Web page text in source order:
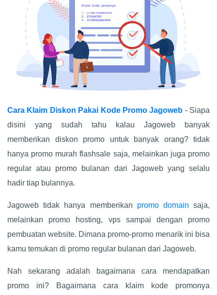
Cara Klaim Diskon Pakai Kode Promo Jagoweb - Siapa
disini yang sudah tahu kalau Jagoweb banyak
memberikan diskon promo untuk banyak orang? tidak
hanya promo murah flashsale saja, melainkan juga promo
regular atau promo bulanan dari Jagoweb yang selalu
hadir tiap bulannya.
Jagoweb tidak hanya memberikan promo domainsaja,
melainkan promo hosting, vps sampai dengan promo
pembuatan website. Dimana promo-promo menarik ini bisa
kamu temukan di promo regular bulanan dari Jagoweb.
Nah sekarang adalah bagaimana cara mendapatkan
promo ini? Bagaimana cara klaim kode promonya